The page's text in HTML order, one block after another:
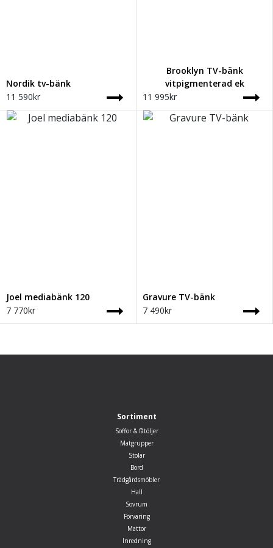
Nordik tv-bänk
11 590kr
Brooklyn TV-bänk
vitpigmenterad ek
11 995kr
Joel mediabänk 120
7 770kr
Gravure TV-bänk
7 490kr
Sortiment
Soffor & fåtöljer
Matgrupper
Stolar
Bord
Trädgårdsmöbler
Hall
Sovrum
Förvaring
Mattor
Inredning